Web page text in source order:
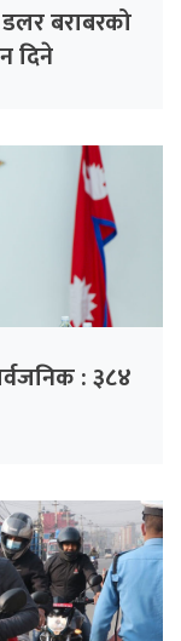
बराबरको
दिने
: ३८४